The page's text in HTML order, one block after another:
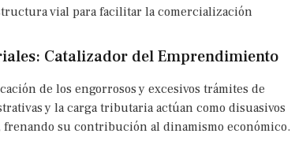
vial para facilitar la comercialización
Catalizador del Emprendimiento
de los engorrosos y excesivos trámites de
y la carga tributaria actúan como disuasivos
frenando su contribución al dinamismo económico.